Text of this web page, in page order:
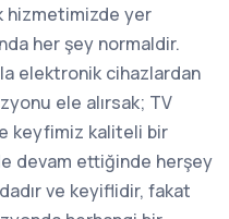
hizmetimizde yer
her şey normaldir.
elektronik cihazlardan
ele alırsak; TV
keyfimiz kaliteli bir
devam ettiğinde herşey
ve keyiflidir, fakat